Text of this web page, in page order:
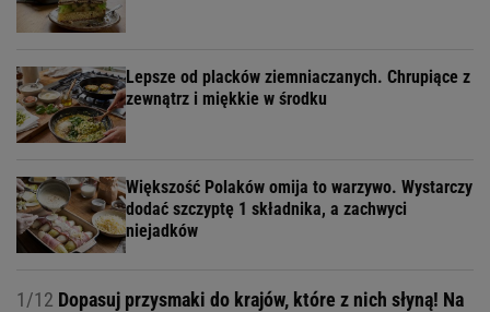
Lepsze od placków ziemniaczanych. Chrupiące z
zewnątrz i miękkie w środku
Większość Polaków omija to warzywo. Wystarczy
dodać szczyptę 1 składnika, a zachwyci
niejadków
1/12 Dopasuj przysmaki do krajów, które z nich słyną! Na